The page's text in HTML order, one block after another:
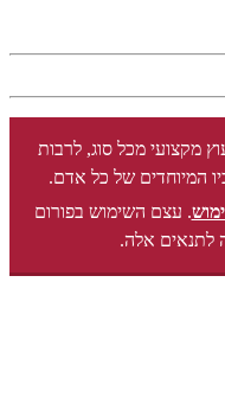
מקצועי מכל סוג, לרבות
המיוחדים של כל אדם.
. עצם השימוש בפורום
לתנאים אלה.